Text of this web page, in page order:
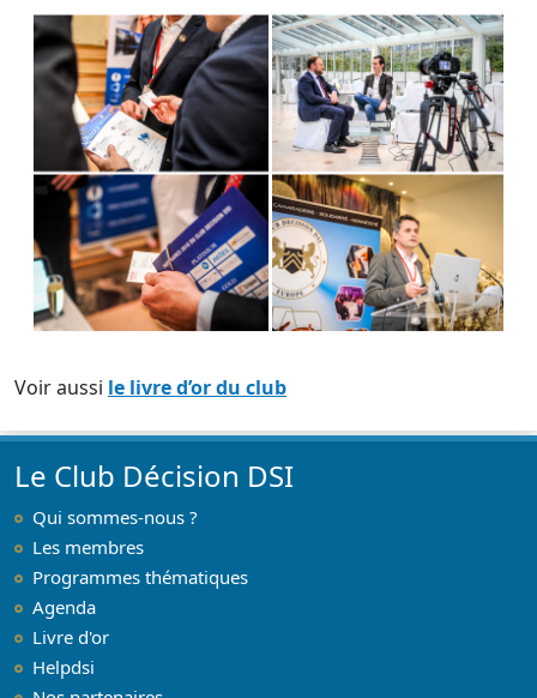
Voir aussi le livre d’or du club
Le Club Décision DSI
Qui sommes-nous ?
Les membres
Programmes thématiques
Agenda
Livre d'or
Helpdsi